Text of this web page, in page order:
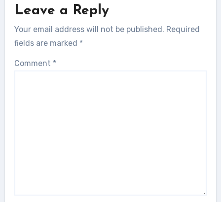
Leave a Reply
Your email address will not be published. Required
fields are marked *
Comment *